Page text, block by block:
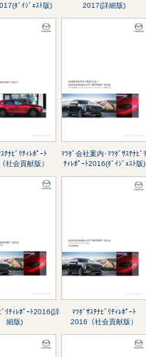
ﾀﾞｲｼﾞｪｽﾄ版)
2017(詳細版)
ﾃﾅﾋﾞﾘﾃｨﾚﾎﾟｰﾄ
社会貢献版）
ﾏﾂﾀﾞ会社案内･ﾏﾂﾀﾞｻｽﾃﾅﾋﾞ
ﾃｨﾚﾎﾟｰﾄ2016(ﾀﾞｲｼﾞｪｽﾄ版)
ﾞﾘﾃｨﾚﾎﾟｰﾄ2016(詳
細版)
ﾏﾂﾀﾞｻｽﾃﾅﾋﾞﾘﾃｨﾚﾎﾟｰﾄ
2016（社会貢献版）